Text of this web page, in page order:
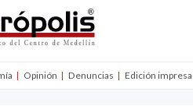
Opinión Denuncias Edición impresa